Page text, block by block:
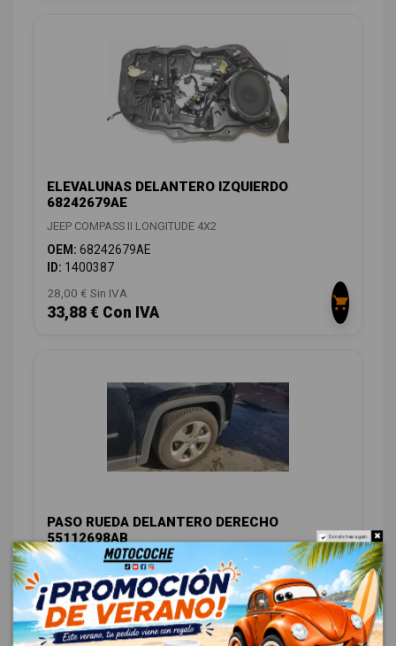
ELEVALUNAS DELANTERO IZQUIERDO
68242679AE
JEEP COMPASS II LONGITUDE 4X2
OEM: 68242679AE
ID: 1400387
28,00 € Sin IVA
33,88 € Con IVA
PASO RUEDA DELANTERO DERECHO
55112698AB
JEEP COMPASS II LONGITUDE 4X2
OEM:55112698AB
ID:
1400392
39,00 € Sin IVA
Do not show again.